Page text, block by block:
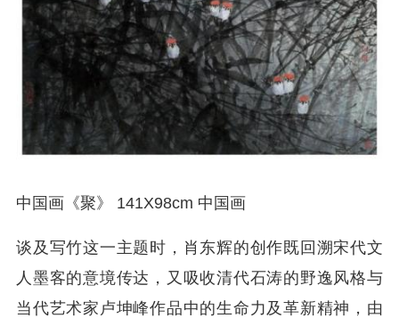
中国画《聚》 141X98cm 中国画
谈及写竹这一主题时，肖东辉的创作既回溯宋代文
人墨客的意境传达，又吸收清代石涛的野逸风格与
当代艺术家卢坤峰作品中的生命力及革新精神，由